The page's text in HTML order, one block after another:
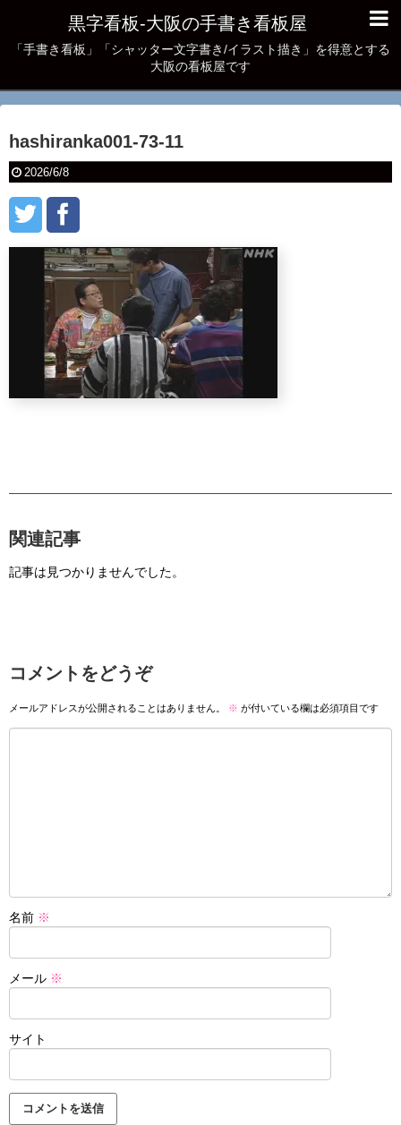
黒字看板‐大阪の手書き看板屋
「手書き看板」「シャッター文字書き/イラスト描き」を得意とする
大阪の看板屋です
hashiranka001-73-11
2026/6/8
関連記事
記事は見つかりませんでした。
コメントをどうぞ
メールアドレスが公開されることはありません。 ※ が付いている欄は必須項目です
名前 ※
メール ※
サイト